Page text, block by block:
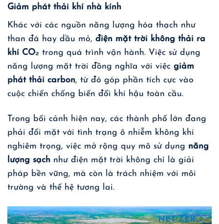
Giảm phát thải khí nhà kính
Khác với các nguồn năng lượng hóa thạch như
than đá hay dầu mỏ, điện mặt trời không thải ra
khí CO₂ trong quá trình vận hành. Việc sử dụng
năng lượng mặt trời đồng nghĩa với việc giảm
phát thải carbon, từ đó góp phần tích cực vào
cuộc chiến chống biến đổi khí hậu toàn cầu.
Trong bối cảnh hiện nay, các thành phố lớn đang
phải đối mặt với tình trạng ô nhiễm không khí
nghiêm trọng, việc mở rộng quy mô sử dụng năng
lượng sạch như điện mặt trời không chỉ là giải
pháp bền vững, mà còn là trách nhiệm với môi
trường và thế hệ tương lai.